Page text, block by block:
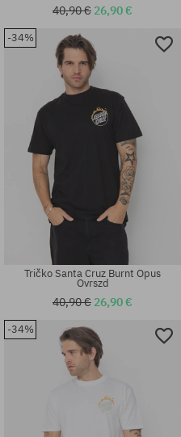
Dostupné veľkosti:
Dostupné veľkosti:
40,90 € 26,90 €
-34%
Tričko Santa Cruz Burnt Opus
Ovrszd
40,90 € 26,90 €
-34%